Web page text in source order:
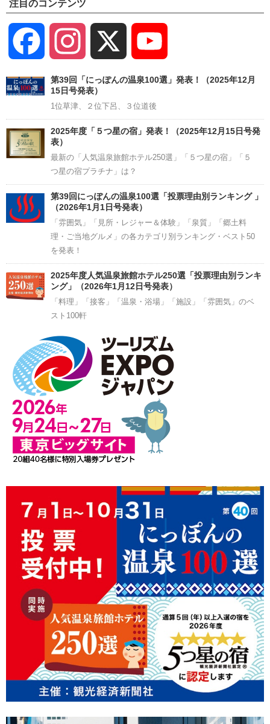
注目のコンテンツ
Facebook Instagram
Channel
第39回「にっぽんの温泉100選」発表！（2025年12月
15日号発表）
1位草津、２位下呂、３位道後
2025年度「５つ星の宿」発表！（2025年12月15日号発
表）
最新の「人気温泉旅館ホテル250選」「５つ星の宿」「５
つ星の宿プラチナ」は？
第39回にっぽんの温泉100選「投票理由別ランキング 」
（2026年1月1日号発表）
「雰囲気」「見所・レジャー＆体験」「泉質」「郷土料
理・ご当地グルメ」の各カテゴリ別ランキング・ベスト50
を発表！
2025年度人気温泉旅館ホテル250選「投票理由別ランキ
ング」（2026年1月12日号発表）
「料理」「接客」「温泉・浴場」「施設」「雰囲気」のベ
スト100軒